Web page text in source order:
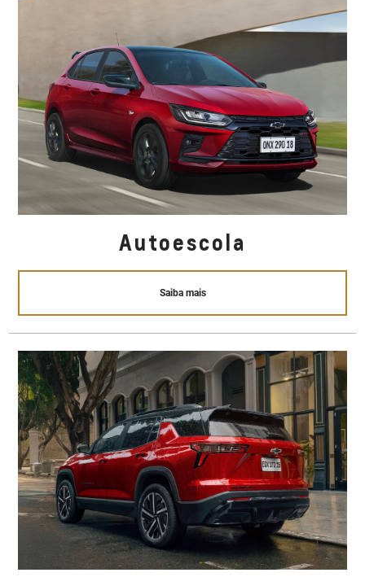
Autoescola
Saiba mais